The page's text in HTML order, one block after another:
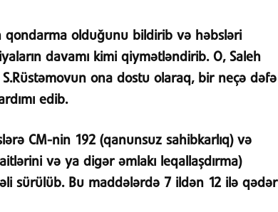
qondarma olduğunu bildirib və həbsləri
davamı kimi qiymətləndirib. O, Saleh
ona dostu olaraq, bir neçə dəfə
edib.
CM-nin 192 (qanunsuz sahibkarlıq) və
və ya digər əmlakı leqallaşdırma)
sürülüb. Bu maddələrdə 7 ildən 12 ilə qədər